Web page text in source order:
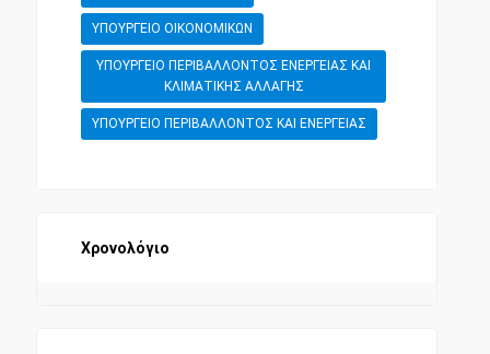
ΑΓΡΟΤΙΚΗ ΝΟΜΟΘΕΣΙΑ
ΕΠΙΣΤΗΜΕΣ ΚΑΙ ΤΕΧΝΕΣ
ΥΠΟΥΡΓΕΙΟ ΟΙΚΟΝΟΜΙΚΩΝ
ΥΠΟΥΡΓΕΙΟ ΠΕΡΙΒΑΛΛΟΝΤΟΣ ΕΝΕΡΓΕΙΑΣ ΚΑΙ
ΚΛΙΜΑΤΙΚΗΣ ΑΛΛΑΓΗΣ
ΥΠΟΥΡΓΕΙΟ ΠΕΡΙΒΑΛΛΟΝΤΟΣ ΚΑΙ ΕΝΕΡΓΕΙΑΣ
Χρονολόγιο